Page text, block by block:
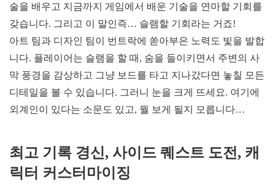
술을 배우고 지금까지 게임에서 배운 기술을 연마할 기회를
갖습니다. 그리고 이 말인즉… 슬램할 기회라는 거죠!
아트 팀과 디자인 팀이 번트락에 쏟아부은 노력도 빛을 발합
니다. 플레이어는 슬램을 할 때, 숨을 들이키면서 주변의 사
막 풍경을 감상하고 그냥 보드를 타고 지나갔다면 놓칠 모든
디테일을 볼 수 있습니다. 그러니 눈을 크게 뜨세요. 여기에
외계인이 있다는 소문도 있고, 뭘 보게 될지 모릅니다…
최고 기록 경신, 사이드 퀘스트 도전, 캐
릭터 커스터마이징